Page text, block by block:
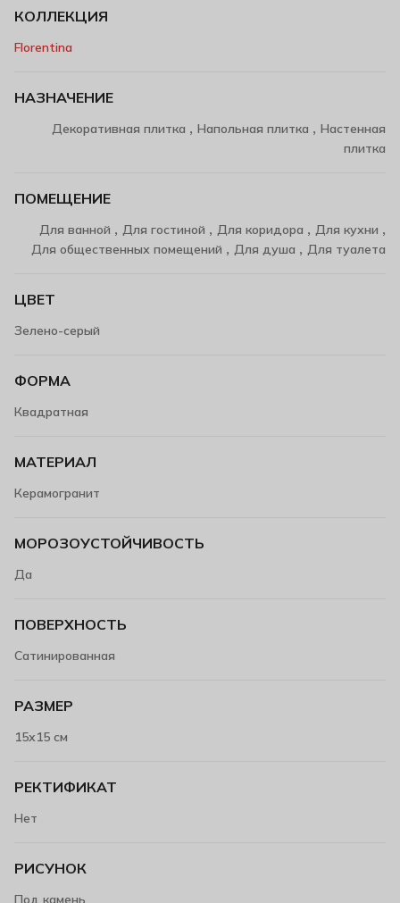
КОЛЛЕКЦИЯ
Florentina
НАЗНАЧЕНИЕ
Декоративная плитка , Напольная плитка , Настенная
плитка
ПОМЕЩЕНИЕ
Для ванной , Для гостиной , Для коридора , Для кухни ,
Для общественных помещений , Для душа , Для туалета
ЦВЕТ
Зелено-серый
ФОРМА
Квадратная
МАТЕРИАЛ
Керамогранит
МОРОЗОУСТОЙЧИВОСТЬ
Да
ПОВЕРХНОСТЬ
Сатинированная
РАЗМЕР
15х15 см
РЕКТИФИКАТ
Нет
РИСУНОК
Под камень